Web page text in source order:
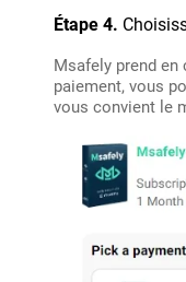
Étape 4.
Msafely prend en
paiement, vous
vous convient le